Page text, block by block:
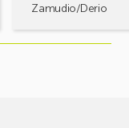
Zamudio/Derio